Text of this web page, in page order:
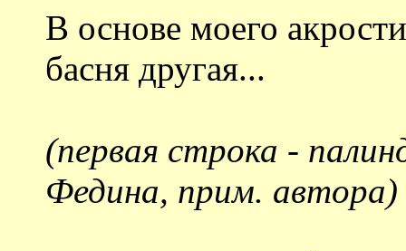
В основе моего
басня другая...
(первая строка -
Федина, прим. автора)